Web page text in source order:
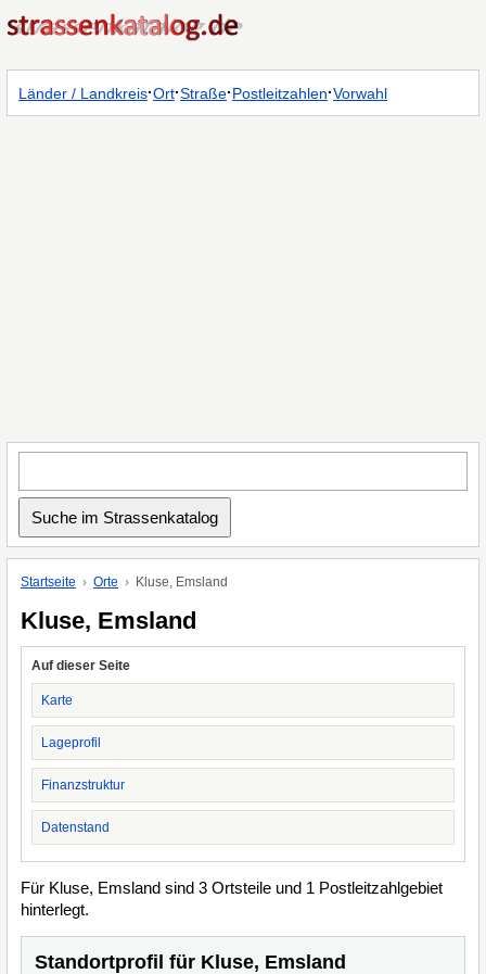
Länder / Landkreis·Ort·Straße·Postleitzahlen·Vorwahl
Startseite Orte Kluse, Emsland
Kluse, Emsland
Auf dieser Seite
Karte
Lageprofil
Finanzstruktur
Datenstand
Für Kluse, Emsland sind 3 Ortsteile und 1 Postleitzahlgebiet
hinterlegt.
Standortprofil für Kluse, Emsland